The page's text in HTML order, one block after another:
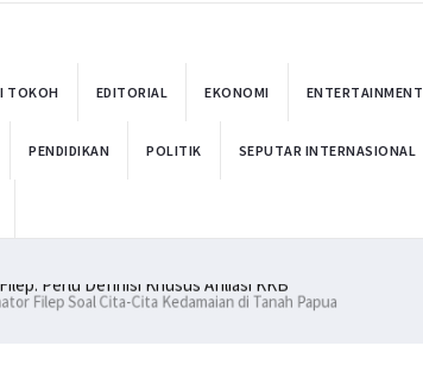
TOKOH EDITORIAL EKONOMI ENTERTAINMENT
PENDIDIKAN POLITIK SEPUTAR INTERNASIONAL
Perlu Definisi Khusus Afiliasi KKB